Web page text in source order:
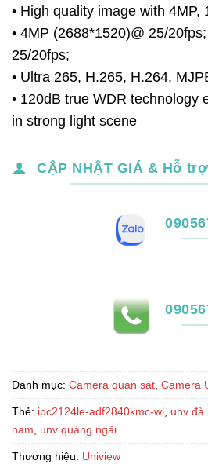
• High quality image with 4MP,
• 4MP (2688*1520)@ 25/
25/20fps;
• Ultra 265, H.265, H.264,
• 120dB true WDR technology
in strong light scene
CẬP NHẬT GIÁ & Hỗ
Danh mục: Camera quan sát Camera
Thẻ: ipc2124le-adf2840kmc-wl unv đà
nam
unv quảng ngãi
Thương hiệu: Uniview